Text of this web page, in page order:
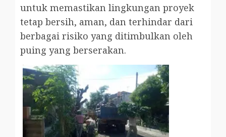
untuk memastikan lingkungan proyek
tetap bersih, aman, dan terhindar dari
berbagai risiko yang ditimbulkan oleh
puing yang berserakan.